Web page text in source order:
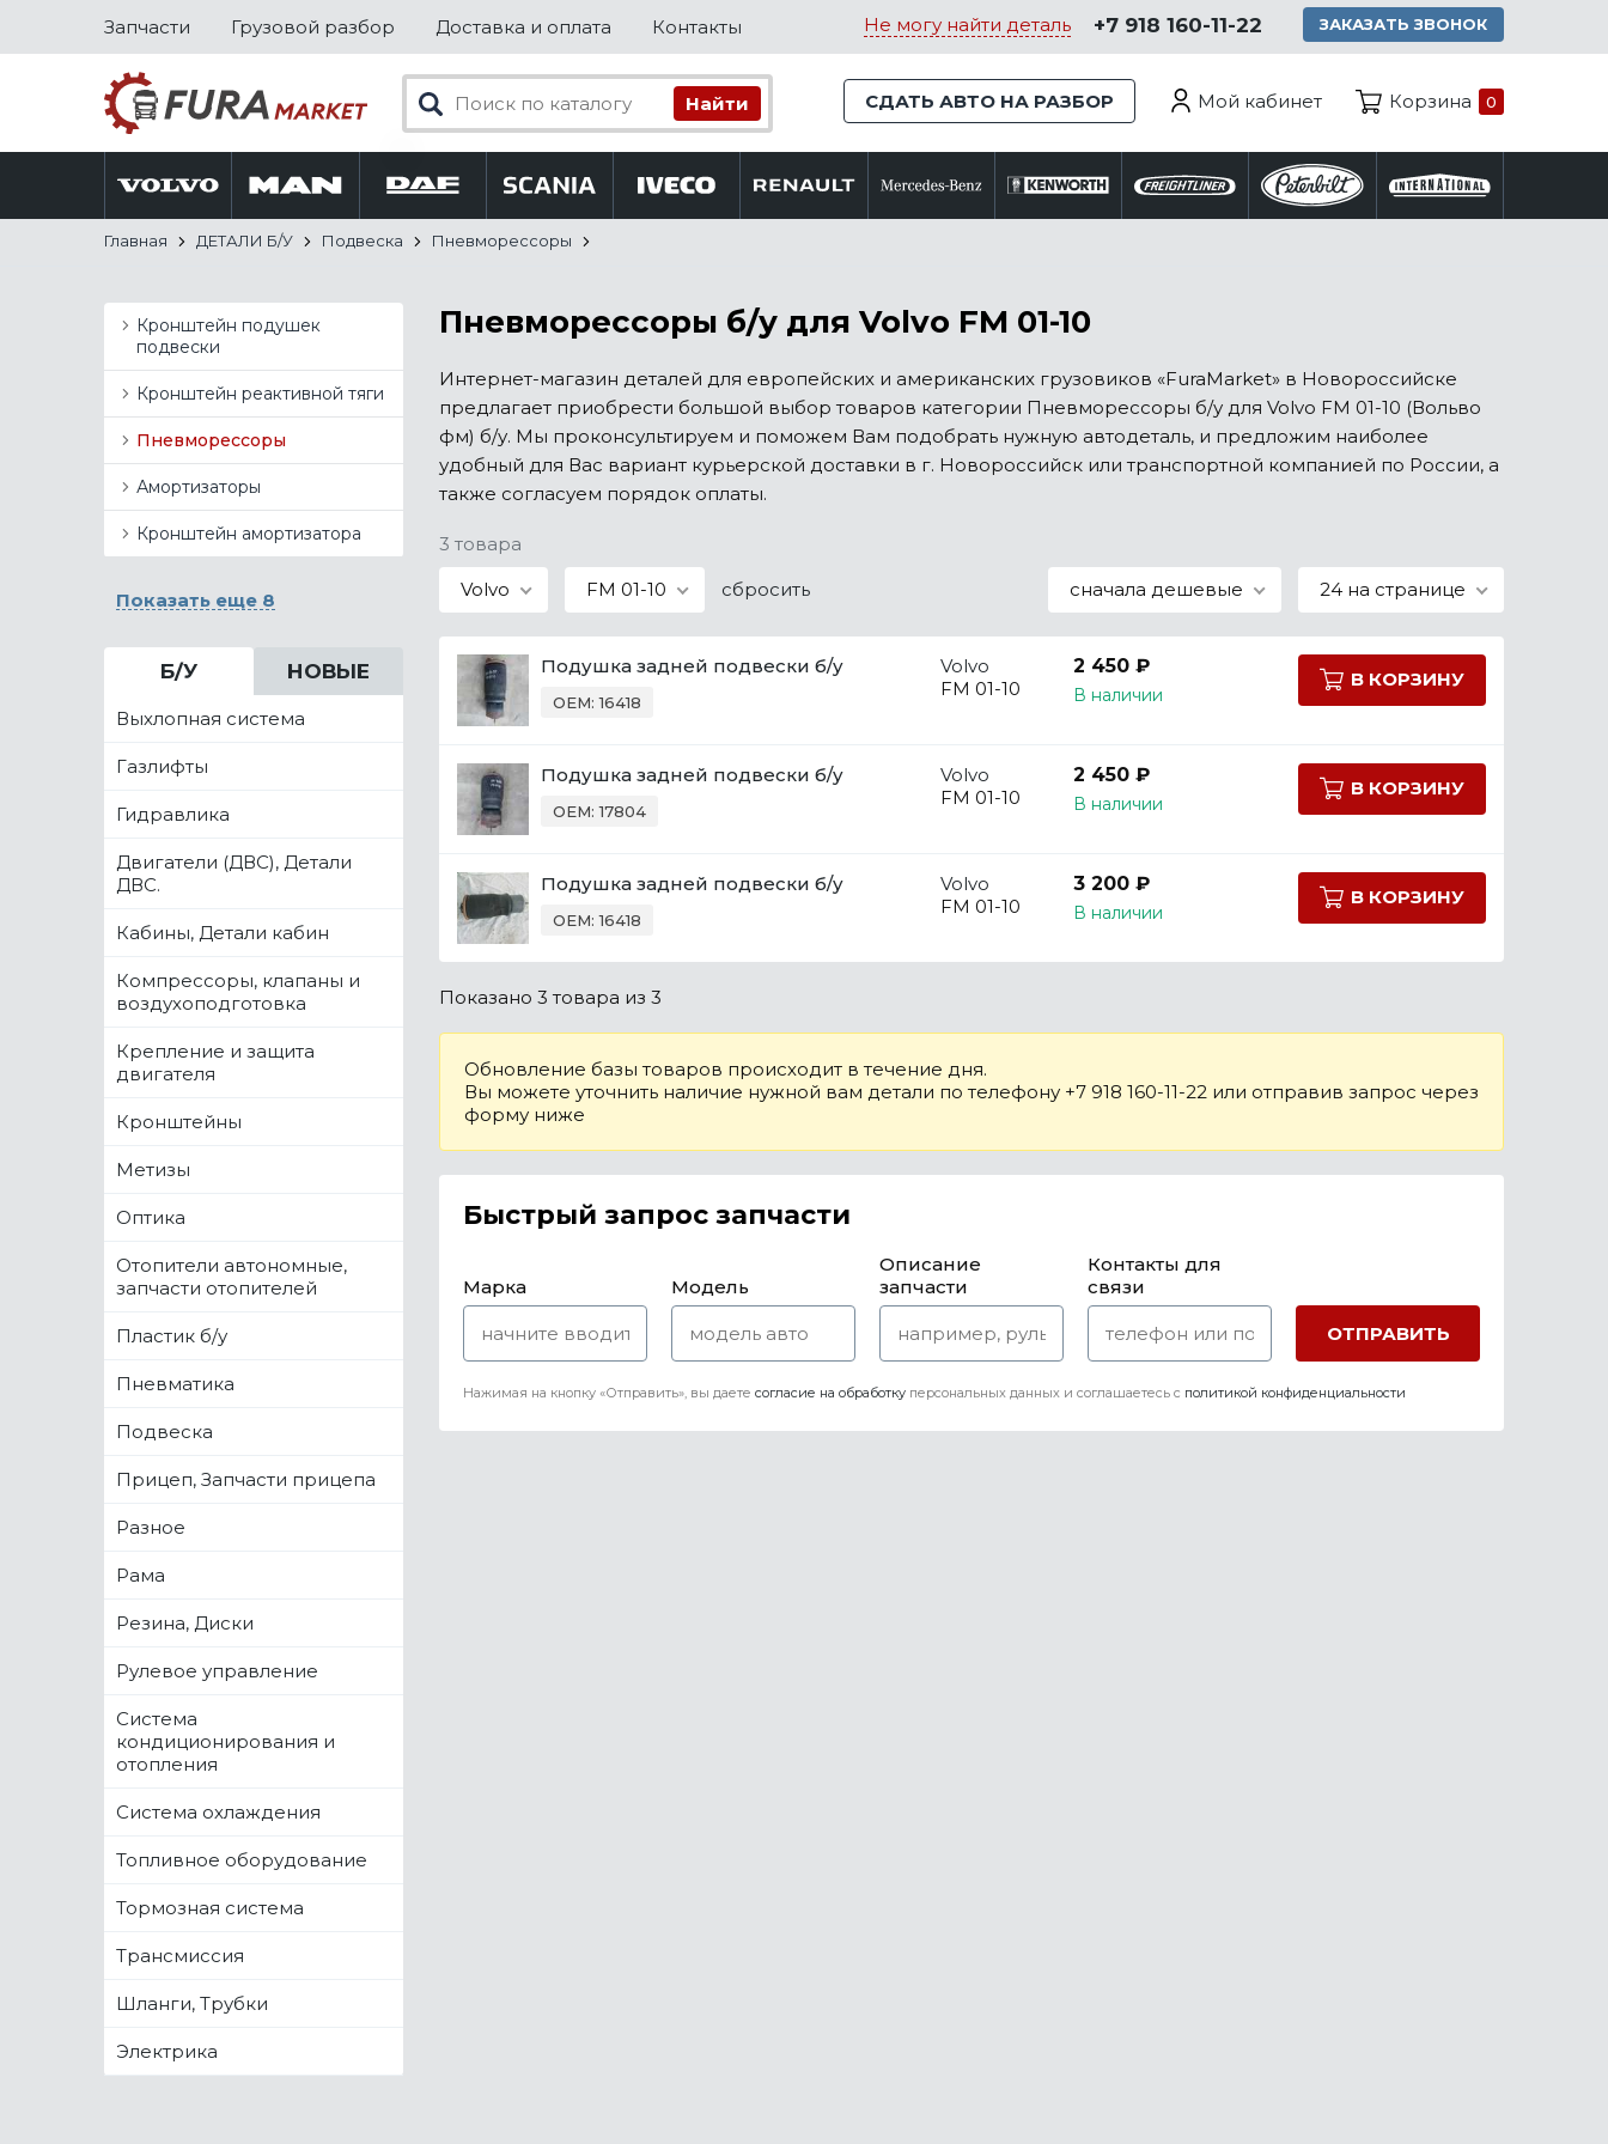
Запчасти Грузовой разбор Доставка и оплата Контакты Не могу найти деталь +7 918 160-11-22 ЗАКАЗАТЬ ЗВОНОК
СДАТЬ АВТО НА РАЗБОР Мой кабинет Корзина 0
Главная ДЕТАЛИ Б/У Подвеска Пневморессоры
Кронштейн подушек
подвески
Кронштейн реактивной тяги
Пневморессоры
Амортизаторы
Кронштейн амортизатора
Показать еще 8
Б/У НОВЫЕ
Выхлопная система
Газлифты
Гидравлика
Двигатели (ДВС), Детали
ДВС.
Кабины, Детали кабин
Компрессоры, клапаны и
воздухоподготовка
Крепление и защита
двигателя
Кронштейны
Метизы
Оптика
Отопители автономные,
запчасти отопителей
Пластик б/у
Пневматика
Подвеска
Прицеп, Запчасти прицепа
Разное
Рама
Резина, Диски
Рулевое управление
Система
кондиционирования и
отопления
Система охлаждения
Топливное оборудование
Тормозная система
Трансмиссия
Шланги, Трубки
Электрика
Пневморессоры б/у для Volvo FM 01-10
Интернет-магазин деталей для европейских и американских грузовиков «FuraMarket» в Новороссийске
предлагает приобрести большой выбор товаров категории Пневморессоры б/у для Volvo FM 01-10 (Вольво
фм) б/у. Мы проконсультируем и поможем Вам подобрать нужную автодеталь, и предложим наиболее
удобный для Вас вариант курьерской доставки в г. Новороссийск или транспортной компанией по России, а
также согласуем порядок оплаты.
3 товара
Volvo
FM 01-10 сбросить сначала дешевые 24 на странице
Подушка задней подвески б/у
OEM: 16418
Volvo
FM 01-10
2 450 ₽
В наличии
В КОРЗИНУ
Подушка задней подвески б/у
OEM: 17804
Volvo
FM 01-10
2 450 ₽
В наличии
В КОРЗИНУ
Подушка задней подвески б/у
OEM: 16418
Volvo
FM 01-10
3 200 ₽
В наличии
В КОРЗИНУ
Показано 3 товара из 3
Обновление базы товаров происходит в течение дня.
Вы можете уточнить наличие нужной вам детали по телефону +7 918 160-11-22 или отправив запрос через
форму ниже
Быстрый запрос запчасти
Марка Модель
Описание
запчасти
Контакты для
связи
Нажимая на кнопку «Отправить», вы даете согласие на обработку персональных данных и соглашаетесь c политикой конфиденциальности